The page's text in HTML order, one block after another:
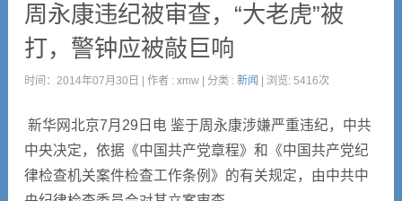
杂谈
留言板
周永康违纪被审查，“大老虎”被
打，警钟应被敲巨响
时间：2014年07月30日 | 作者 : xmw | 分类 : 新闻 | 浏览: 5416次
新华网北京7月29日电 鉴于周永康涉嫌严重违纪，中共
中央决定，依据《中国共产党章程》和《中国共产党纪
律检查机关案件检查工作条例》的有关规定，由中共中